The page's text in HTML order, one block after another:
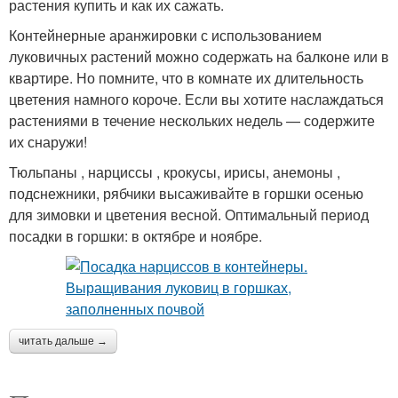
растения купить и как их сажать.
Контейнерные аранжировки с использованием
луковичных растений можно содержать на балконе или в
квартире. Но помните, что в комнате их длительность
цветения намного короче. Если вы хотите наслаждаться
растениями в течение нескольких недель — содержите
их снаружи!
Тюльпаны , нарциссы , крокусы, ирисы, анемоны ,
подснежники, рябчики высаживайте в горшки осенью
для зимовки и цветения весной. Оптимальный период
посадки в горшки: в октябре и ноябре.
читать дальше →